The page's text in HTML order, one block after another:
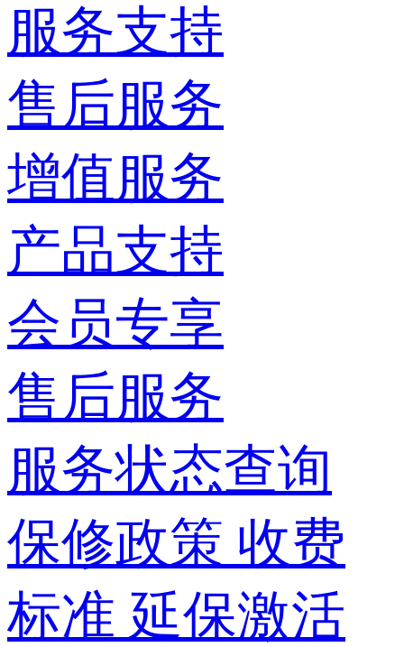
服务支持
售后服务
增值服务
产品支持
会员专享
售后服务
服务状态查询
保修政策 收费
标准 延保激活